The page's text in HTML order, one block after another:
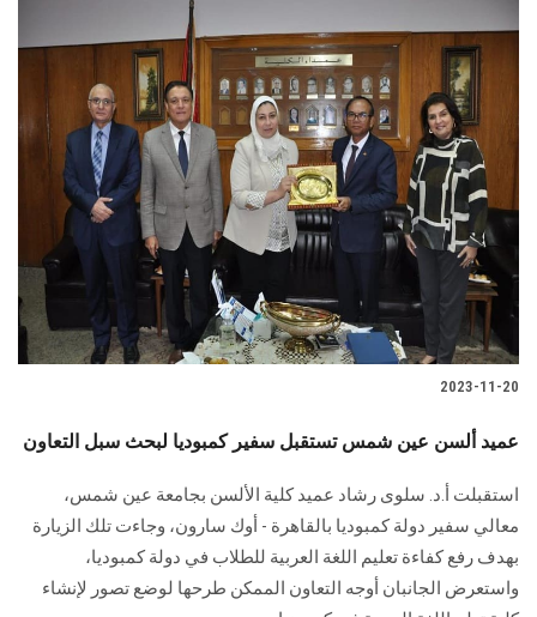
2023-11-20
عميد ألسن عين شمس تستقبل سفير كمبوديا لبحث سبل التعاون
استقبلت أ.د. سلوى رشاد عميد كلية الألسن بجامعة عين شمس،
معالي سفير دولة كمبوديا بالقاهرة - أوك سارون، وجاءت تلك الزيارة
بهدف رفع كفاءة تعليم اللغة العربية للطلاب في دولة كمبوديا،
واستعرض الجانبان أوجه التعاون الممكن طرحها لوضع تصور لإنشاء